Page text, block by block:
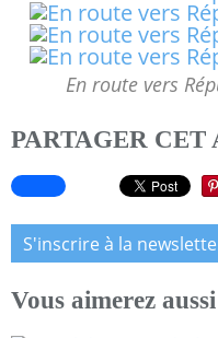
En route vers
PARTAGER CET
S'inscrire à la
Vous aimerez